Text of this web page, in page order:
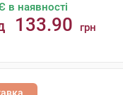
в наявності
133.90 грн